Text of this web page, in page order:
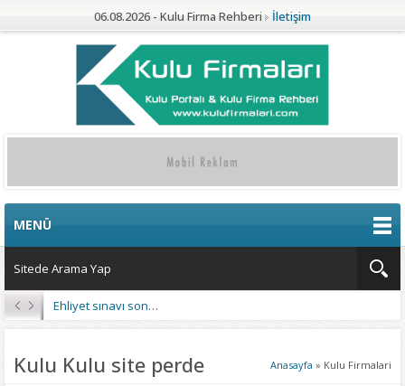
06.08.2026 - Kulu Firma Rehberi İletişim
MENÜ
Ehliyet sınavı sonuçları açıklandı
Anasayfa » Kulu Firmalari
Kulu Kulu site perde